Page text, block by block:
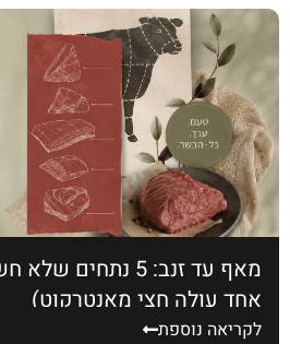
מאף עד זנב: 5
אחד עולה חצי מאנטרקוט)
לקריאה נוספת